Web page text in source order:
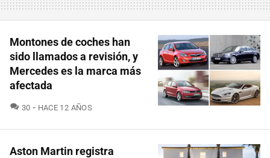
Montones de coches han
sido llamados a revisión, y
Mercedes es la marca más
afectada
30 COMENTARIOS
HACE 12 AÑOS
Aston Martin registra